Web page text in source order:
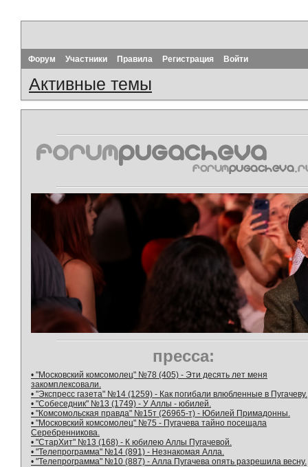
Форум Участники Правила Регистрация Войти
Активные темы
пресса:
• "Московский комсомолец" №78 (405) - Эти десять лет меня
закомплексовали.
• "Экспресс газета" №14 (1259) - Как погибали влюбленные в Пугачеву.
• "Собеседник" №13 (1749) - У Аллы - юбилей.
• "Комсомольская правда" №15т (26965-т) - Юбилей Примадонны.
• "Московский комсомолец" №75 - Пугачева тайно посещала
Серебренникова.
• "СтарХит" №13 (168) - К юбилею Аллы Пугачевой.
• "Телепрограмма" №14 (891) - Незнакомая Алла.
• "Телепрограмма" №10 (887) - Алла Пугачева опять разрешила весну.